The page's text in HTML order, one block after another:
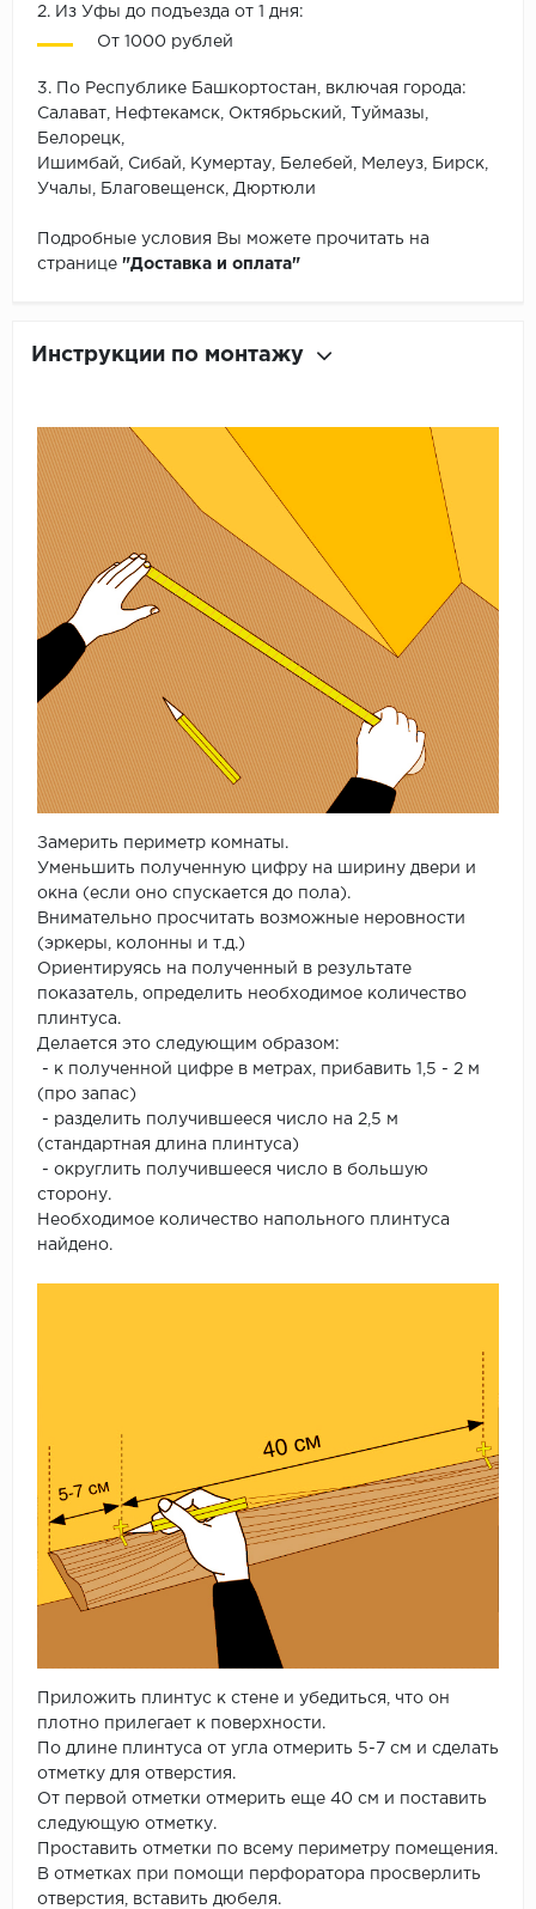
2. Из Уфы до подъезда от 1 дня:
От 1000 рублей
3. По Республике Башкортостан, включая города:
Салават, Нефтекамск, Октябрьский, Туймазы,
Белорецк,
Ишимбай, Сибай, Кумертау, Белебей, Мелеуз, Бирск,
Учалы, Благовещенск, Дюртюли
Подробные условия Вы можете прочитать на
странице "Доставка и оплата"
Инструкции по монтажу
Замерить периметр комнаты.
Уменьшить полученную цифру на ширину двери и
окна (если оно спускается до пола).
Внимательно просчитать возможные неровности
(эркеры, колонны и т.д.)
Ориентируясь на полученный в результате
показатель, определить необходимое количество
плинтуса.
Делается это следующим образом:
- к полученной цифре в метрах, прибавить 1,5 - 2 м
(про запас)
- разделить получившееся число на 2,5 м
(стандартная длина плинтуса)
- округлить получившееся число в большую
сторону.
Необходимое количество напольного плинтуса
найдено.
Приложить плинтус к стене и убедиться, что он
плотно прилегает к поверхности.
По длине плинтуса от угла отмерить 5-7 см и сделать
отметку для отверстия.
От первой отметки отмерить еще 40 см и поставить
следующую отметку.
Проставить отметки по всему периметру помещения.
В отметках при помощи перфоратора просверлить
отверстия, вставить дюбеля.